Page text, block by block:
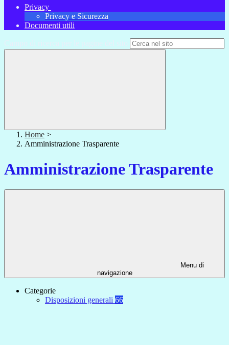
Privacy
Privacy e Sicurezza
Documenti utili
Campo di ricerca per le pagine del sito
Home >
Amministrazione Trasparente
Amministrazione Trasparente
Menu di
navigazione
Categorie
Disposizioni generali 66